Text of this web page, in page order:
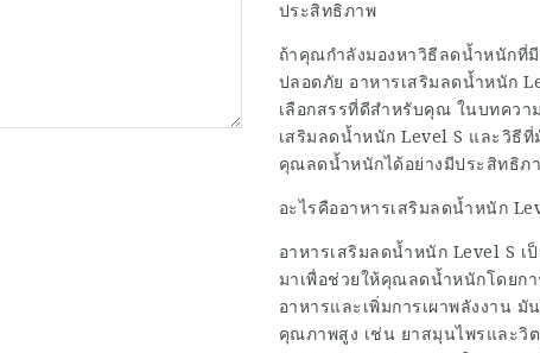
ประสิทธิภาพ
ถ้าคุณกำลังมองหาวิธีลดน้ำหนักที่
ปลอดภัย อาหารเสริมลดน้ำหนัก
เลือกสรรที่ดีสำหรับคุณ ในบทควา
เสริมลดน้ำหนัก Level S และวิธี
คุณลดน้ำหนักได้อย่างมีประสิทธิภ
อะไรคืออาหารเสริมลดน้ำหนัก
อาหารเสริมลดน้ำหนัก Level S เ
มาเพื่อช่วยให้คุณลดน้ำหนักโดยก
อาหารและเพิ่มการเผาพลังงาน
คุณภาพสูง เช่น ยาสมุนไพรและวิ